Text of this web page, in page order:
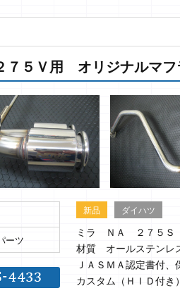
５Ｖ用 オリジナルマ
ーツ
新品 ダイハツ
ミラ ＮＡ ２７５Ｓ
材質 オールステン
ＪＡＳＭＡ認定書付
カスタム（ＨＩＤ付き